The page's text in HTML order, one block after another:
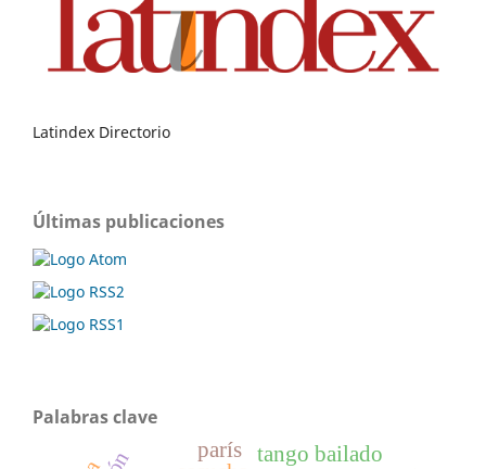
Latindex Directorio
Últimas publicaciones
Palabras clave
tango bailado
parís